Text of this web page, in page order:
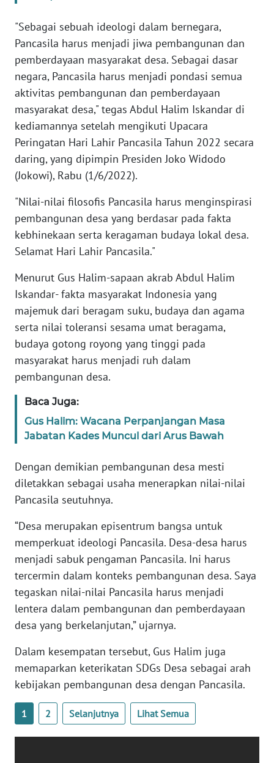
"Sebagai sebuah ideologi dalam bernegara,
Pancasila harus menjadi jiwa pembangunan dan
pemberdayaan masyarakat desa. Sebagai dasar
negara, Pancasila harus menjadi pondasi semua
aktivitas pembangunan dan pemberdayaan
masyarakat desa," tegas Abdul Halim Iskandar di
kediamannya setelah mengikuti Upacara
Peringatan Hari Lahir Pancasila Tahun 2022 secara
daring, yang dipimpin Presiden Joko Widodo
(Jokowi), Rabu (1/6/2022).
"Nilai-nilai filosofis Pancasila harus menginspirasi
pembangunan desa yang berdasar pada fakta
kebhinekaan serta keragaman budaya lokal desa.
Selamat Hari Lahir Pancasila."
Menurut Gus Halim-sapaan akrab Abdul Halim
Iskandar- fakta masyarakat Indonesia yang
majemuk dari beragam suku, budaya dan agama
serta nilai toleransi sesama umat beragama,
budaya gotong royong yang tinggi pada
masyarakat harus menjadi ruh dalam
pembangunan desa.
Baca Juga:
Gus Halim: Wacana Perpanjangan Masa
Jabatan Kades Muncul dari Arus Bawah
Dengan demikian pembangunan desa mesti
diletakkan sebagai usaha menerapkan nilai-nilai
Pancasila seutuhnya.
“Desa merupakan episentrum bangsa untuk
memperkuat ideologi Pancasila. Desa-desa harus
menjadi sabuk pengaman Pancasila. Ini harus
tercermin dalam konteks pembangunan desa. Saya
tegaskan nilai-nilai Pancasila harus menjadi
lentera dalam pembangunan dan pemberdayaan
desa yang berkelanjutan,” ujarnya.
Dalam kesempatan tersebut, Gus Halim juga
memaparkan keterikatan SDGs Desa sebagai arah
kebijakan pembangunan desa dengan Pancasila.
1 2 Selanjutnya Lihat Semua
KEPRI
WN
PAPUA
WN
PAPUA
BARAT
WN
RIAU
SERAMBI
WN
JAMBI
SULTRA
WN
NTB
WN
SULTENG
WN
SULBAR
BABEL
WN
SUMBAR
WN
SUMSEL
WN
BENGKULU
LAMPUNG